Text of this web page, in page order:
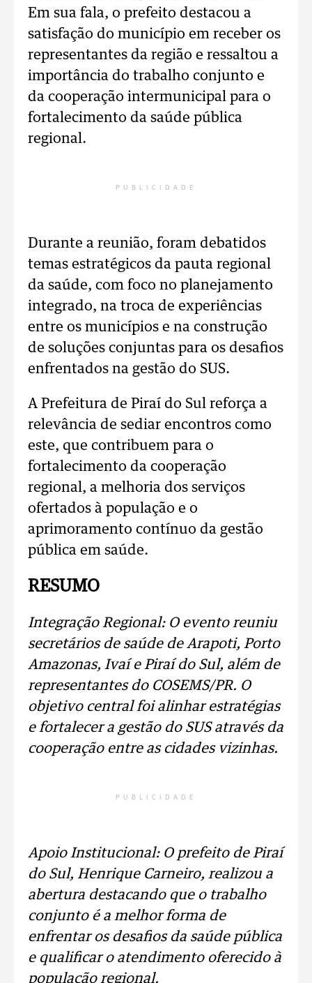
Em sua fala, o prefeito destacou a
satisfação do município em receber os
representantes da região e ressaltou a
importância do trabalho conjunto e
da cooperação intermunicipal para o
fortalecimento da saúde pública
regional.
PUBLICIDADE
Durante a reunião, foram debatidos
temas estratégicos da pauta regional
da saúde, com foco no planejamento
integrado, na troca de experiências
entre os municípios e na construção
de soluções conjuntas para os desafios
enfrentados na gestão do SUS.
A Prefeitura de Piraí do Sul reforça a
relevância de sediar encontros como
este, que contribuem para o
fortalecimento da cooperação
regional, a melhoria dos serviços
ofertados à população e o
aprimoramento contínuo da gestão
pública em saúde.
RESUMO
Integração Regional: O evento reuniu
secretários de saúde de Arapoti, Porto
Amazonas, Ivaí e Piraí do Sul, além de
representantes do COSEMS/PR. O
objetivo central foi alinhar estratégias
e fortalecer a gestão do SUS através da
cooperação entre as cidades vizinhas.
PUBLICIDADE
Apoio Institucional: O prefeito de Piraí
do Sul, Henrique Carneiro, realizou a
abertura destacando que o trabalho
conjunto é a melhor forma de
enfrentar os desafios da saúde pública
e qualificar o atendimento oferecido à
população regional.